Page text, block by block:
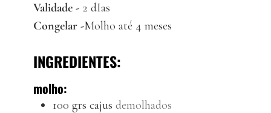
Validade - 2 dIas
Congelar -Molho até 4 meses
INGREDIENTES:
molho:
100 grs cajus demolhados